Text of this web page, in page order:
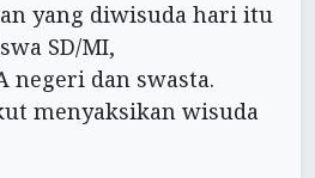
yang diwisuda hari itu
SD/MI,
negeri dan swasta.
menyaksikan wisuda